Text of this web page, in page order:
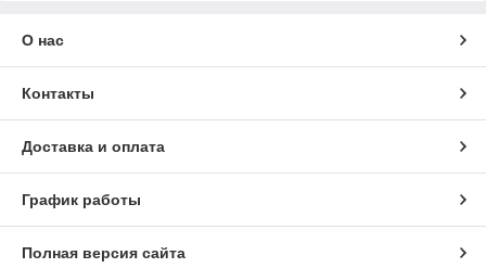
О нас
Контакты
Доставка и оплата
График работы
Полная версия сайта